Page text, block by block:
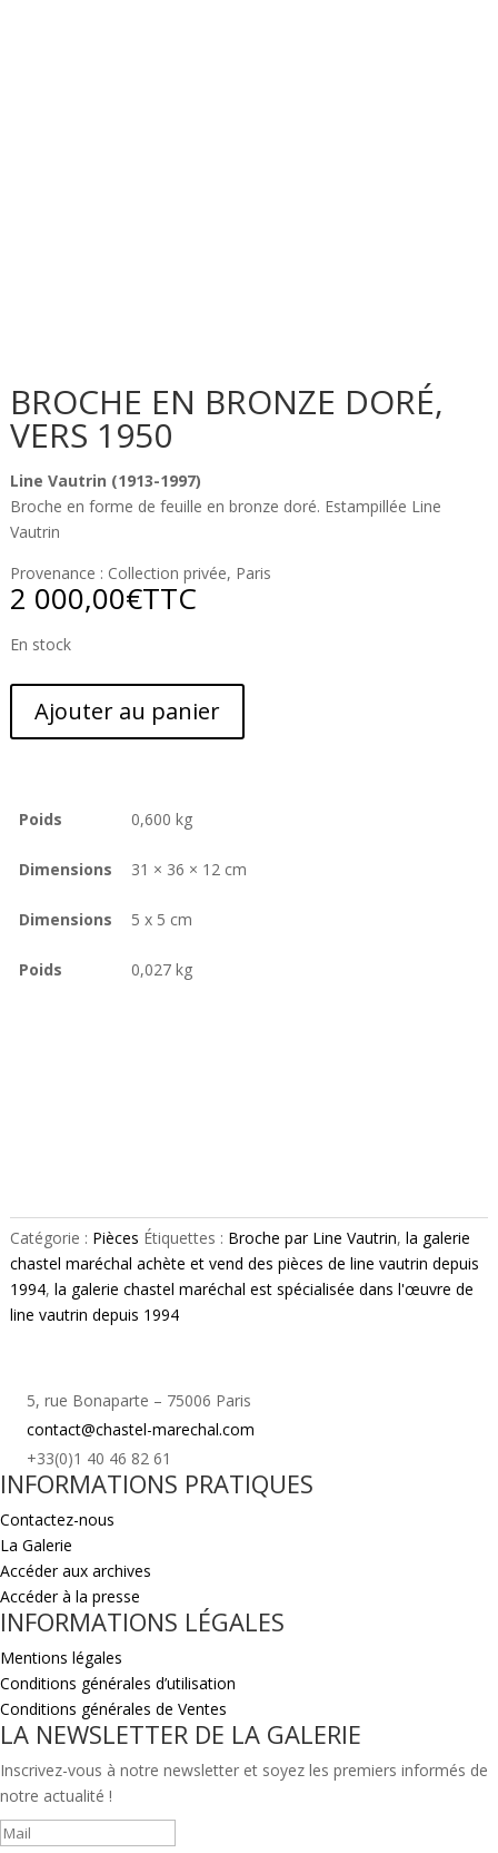
BROCHE EN BRONZE DORÉ,
VERS 1950
Line Vautrin (1913-1997)
Broche en forme de feuille en bronze doré. Estampillée Line
Vautrin
Provenance : Collection privée, Paris
2 000,00€TTC
En stock
Ajouter au panier
Poids 0,600 kg
Dimensions 31 × 36 × 12 cm
Dimensions 5 x 5 cm
Poids 0,027 kg
Catégorie : Pièces Étiquettes : Broche par Line Vautrin, la galerie
chastel maréchal achète et vend des pièces de line vautrin depuis
1994, la galerie chastel maréchal est spécialisée dans l'œuvre de
line vautrin depuis 1994
5, rue Bonaparte – 75006 Paris
contact@chastel-marechal.com
+33(0)1 40 46 82 61
INFORMATIONS PRATIQUES
Contactez-nous
La Galerie
Accéder aux archives
Accéder à la presse
INFORMATIONS LÉGALES
Mentions légales
Conditions générales d’utilisation
Conditions générales de Ventes
LA NEWSLETTER DE LA GALERIE
Inscrivez-vous à notre newsletter et soyez les premiers informés de
notre actualité !